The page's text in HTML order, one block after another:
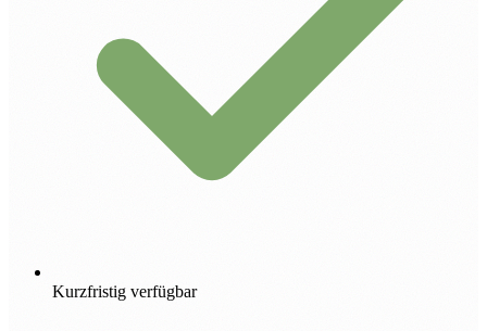
Kurzfristig verfügbar